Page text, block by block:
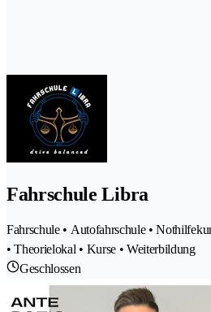
Fahrschule Libra
Fahrschule • Autofahrschule •
• Theorielokal • Kurse • Weiterbildung
Geschlossen